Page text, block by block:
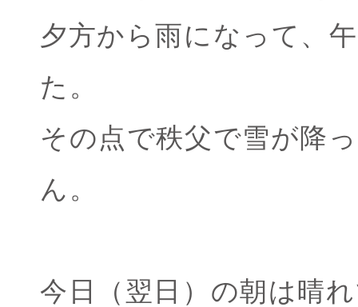
夕方から雨になって、
た。
その点で秩父で雪が降
ん。
今日（翌日）の朝は晴